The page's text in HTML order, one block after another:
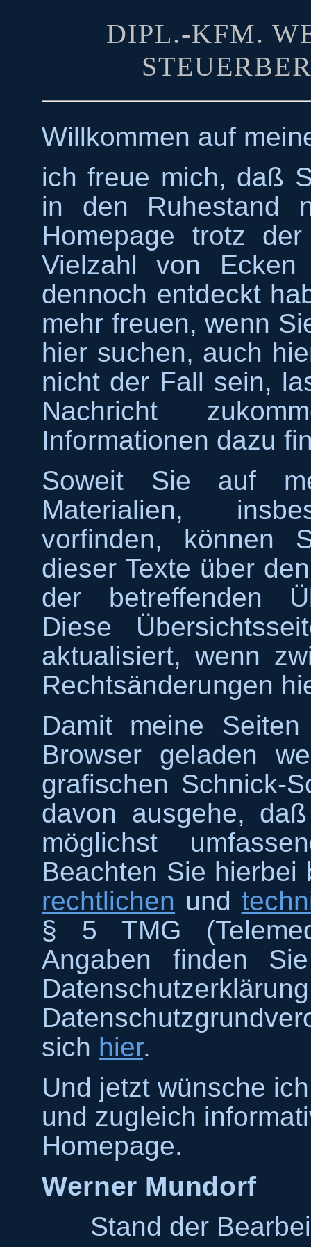
DIPL.-KFM.
Willkommen auf
ich freue mich, daß
in den Ruhestand
Homepage trotz
Vielzahl von
dennoch entdeckt
mehr freuen, wenn
hier suchen, auch
nicht der Fall sein,
Nachricht
Informationen dazu
Soweit Sie auf
Materialien,
vorfinden, können
dieser Texte über
der betreffenden
Diese
aktualisiert, wenn
Rechtsänderungen
Damit meine
Browser geladen
grafischen Schnick-
davon ausgehe,
möglichst
Beachten Sie hierbei
rechtlichen und
§ 5 TMG
Angaben finden
sich hier.
Und jetzt wünsche
und zugleich
Homepage.
Werner Mundorf
Stand der